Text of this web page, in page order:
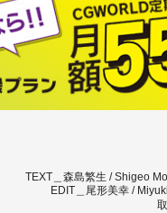
TEXT＿森島繁生 / Shigeo
EDIT＿尾形美幸 /